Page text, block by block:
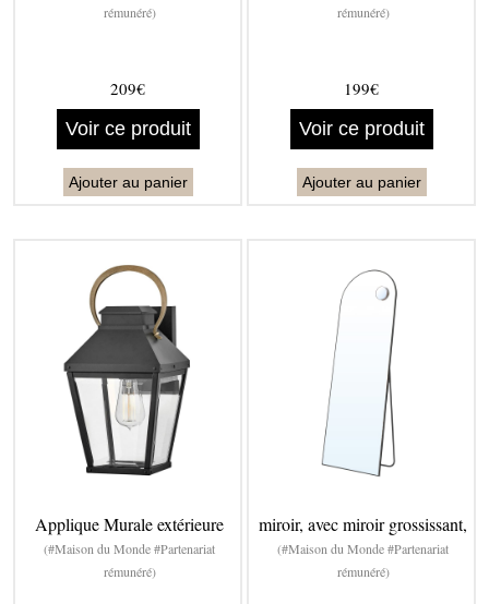
rémunéré)
209€
Voir ce produit
Ajouter au panier
rémunéré)
199€
Voir ce produit
Ajouter au panier
Applique Murale extérieure
(#Maison du Monde #Partenariat
rémunéré)
miroir, avec miroir grossissant,
(#Maison du Monde #Partenariat
rémunéré)